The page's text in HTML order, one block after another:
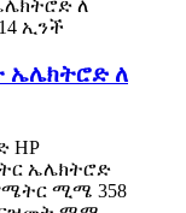
ኤሌክትሮድ ለ
HP
ኤሌክትሮድ
ሚሜ 358